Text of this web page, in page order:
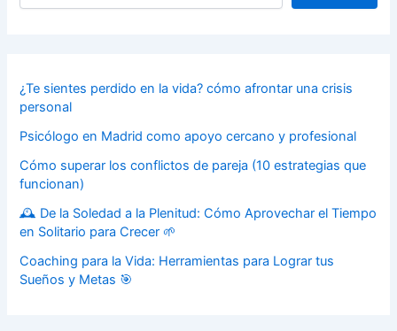
¿Te sientes perdido en la vida? cómo afrontar una crisis
personal
Psicólogo en Madrid como apoyo cercano y profesional
Cómo superar los conflictos de pareja (10 estrategias que
funcionan)
🕰️ De la Soledad a la Plenitud: Cómo Aprovechar el Tiempo
en Solitario para Crecer 🌱
Coaching para la Vida: Herramientas para Lograr tus
Sueños y Metas 🎯